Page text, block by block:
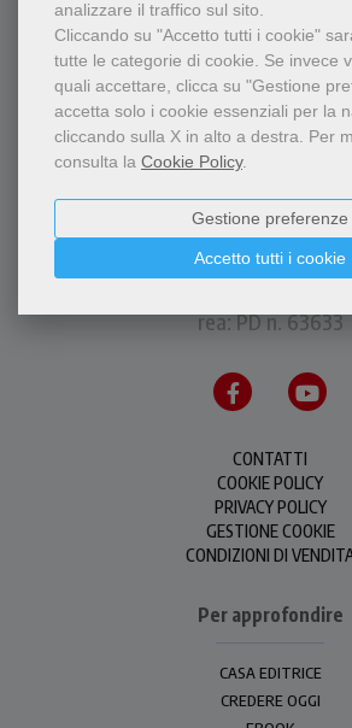
analizzare il traffico sul sito.
Cliccando su "Accetto tutti i cookie"
tutte le categorie di cookie. Se invece
quali accettare, clicca su "Gestione
accetta solo i cookie essenziali per la
cliccando sulla X in alto a destra. Per
consulta la Cookie Policy.
Accetto tutti i cookie
Gestione preferenze
P.I.S.A.P.F.M.C. Messaggero di
via Orto Botanico, 11 - 35123
rea: PD n. 63633
CONTATTI
COOKIE POLICY
PRIVACY POLICY
GESTIONE COOKIE
CONDIZIONI DI
Per approfondire
CASA EDITRICE
CREDERE OGGI